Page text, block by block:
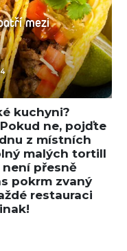
mezi
kuchyni?
ne, pojďte
z místních
malých tortill
přesně
pokrm zvaný
restauraci